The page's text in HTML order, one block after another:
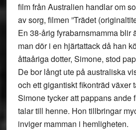
film från Australien handlar om
av sorg, filmen ”Trädet
En 38-årig fyrabarnsmamma blir
man dör i en hjärtattack då han
åttaåriga dotter, Simone, stod
De bor långt ute på australiska
och ett gigantiskt fikonträd växer
Simone tycker att pappans ande
talar till henne. Hon tillbringar
inviger mamman i hemligheten.